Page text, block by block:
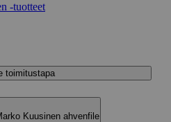
-tuotteet
toimitustapa
Kuusinen ahvenfile